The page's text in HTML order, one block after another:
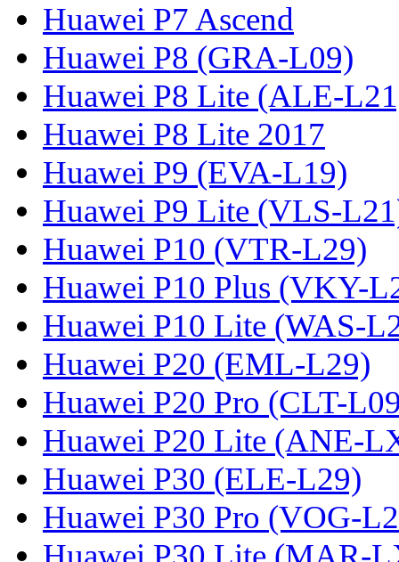
Huawei P7 Ascend
Huawei P8 (GRA-L09)
Huawei P8 Lite (ALE-
Huawei P8 Lite 2017
Huawei P9 (EVA-L19)
Huawei P9 Lite (VLS-
Huawei P10 (VTR-L29)
Huawei P10 Plus (VKY-
Huawei P10 Lite (WAS-
Huawei P20 (EML-L29)
Huawei P20 Pro (CLT-
Huawei P20 Lite (ANE-
Huawei P30 (ELE-L29)
Huawei P30 Pro (VOG-